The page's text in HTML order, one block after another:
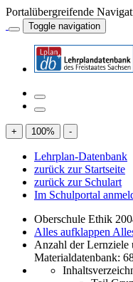
Portalübergreifende
Toggle navigation
+ 100% -
Lehrplan-Datenbank
zurück zur Startseite
zurück zur Schulart
Im Schulportal
Oberschule Ethik
Alles aufklappen
Anzahl der Lernziele
Materialdatenbank: